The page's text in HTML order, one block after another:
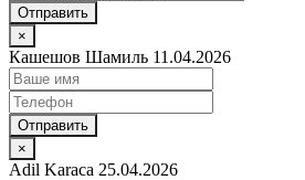
Отправить
×
Кашешов Шамиль 11.04.2026
Отправить
×
Adil Karaca 25.04.2026